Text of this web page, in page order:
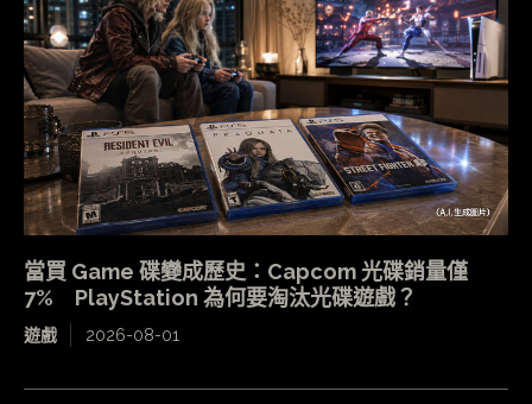
當買 Game 碟變成歷史：Capcom 光碟銷量僅
7% PlayStation 為何要淘汰光碟遊戲？
遊戲 2026-08-01